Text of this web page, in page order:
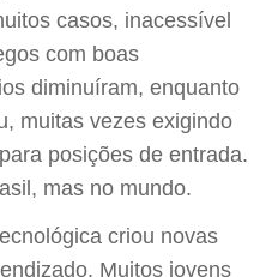
casos, inacessível
com boas
diminuíram, enquanto
muitas vezes exigindo
posições de entrada.
mas no mundo.
criou novas
Muitos jovens